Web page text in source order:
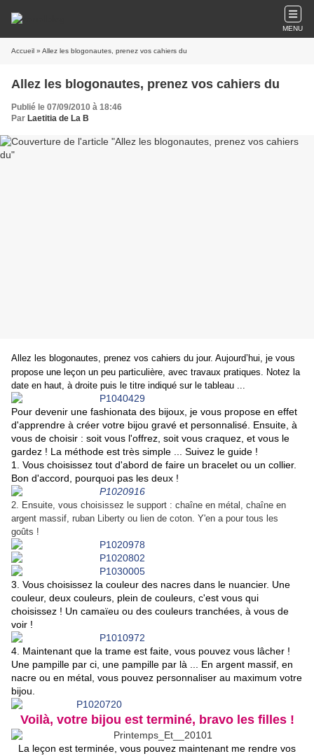
MENU
Accueil » Allez les blogonautes, prenez vos cahiers du
Allez les blogonautes, prenez vos cahiers du
Publié le 07/09/2010 à 18:46
Par Laetitia de La B
Allez les blogonautes, prenez vos cahiers du jour. Aujourd’hui, je vous
propose une leçon un peu particulière, avec travaux pratiques. Notez la
date en haut, à droite puis le titre indiqué sur le tableau ...
Pour devenir une fashionata des bijoux, je vous propose en effet
d'apprendre à créer votre bijou gravé et personnalisé. Ensuite, à
vous de choisir : soit vous l'offrez, soit vous craquez, et vous le
gardez ! La méthode est très simple ... Suivez le guide !
1. Vous choisissez tout d'abord de faire un bracelet ou un collier.
Bon d'accord, pourquoi pas les deux !
2. Ensuite, vous choisissez le support : chaîne en métal, chaîne en
argent massif, ruban Liberty ou lien de coton. Y'en a pour tous les
goûts !
3. Vous choisissez la couleur des nacres dans le nuancier. Une
couleur, deux couleurs, plein de couleurs, c'est vous qui
choisissez ! Un camaïeu ou des couleurs tranchées, à vous de
voir !
4. Maintenant que la trame est faite, vous pouvez vous lâcher !
Une pampille par ci, une pampille par là ... En argent massif, en
nacre ou en métal, vous pouvez personnaliser au maximum votre
bijou.
Voilà, votre bijou est terminé, bravo les filles !
La leçon est terminée, vous pouvez maintenant me rendre vos